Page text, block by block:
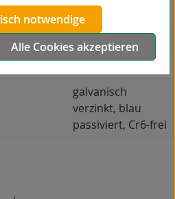
Bockrolle
Stahlblech
galvanisch
verzinkt, blau
passiviert, Cr6-frei
notwendige
Alle Cookies akzeptieren